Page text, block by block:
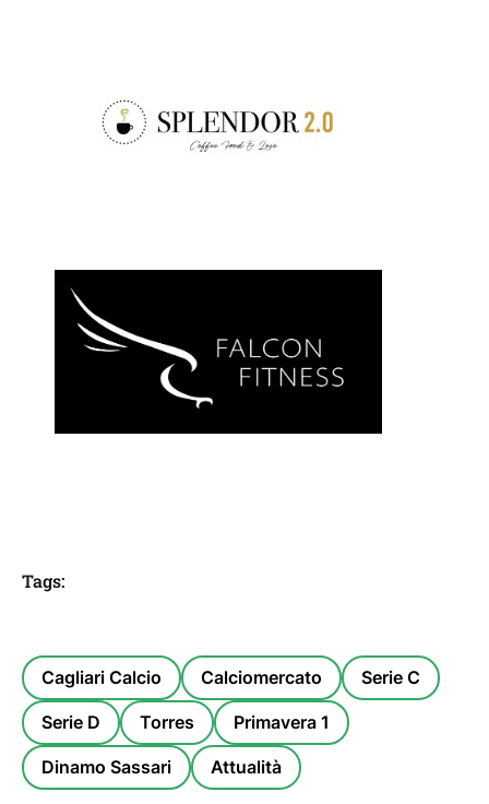
Tags:
Cagliari Calcio Calciomercato Serie C
Serie D Torres Primavera 1
Dinamo Sassari Attualità